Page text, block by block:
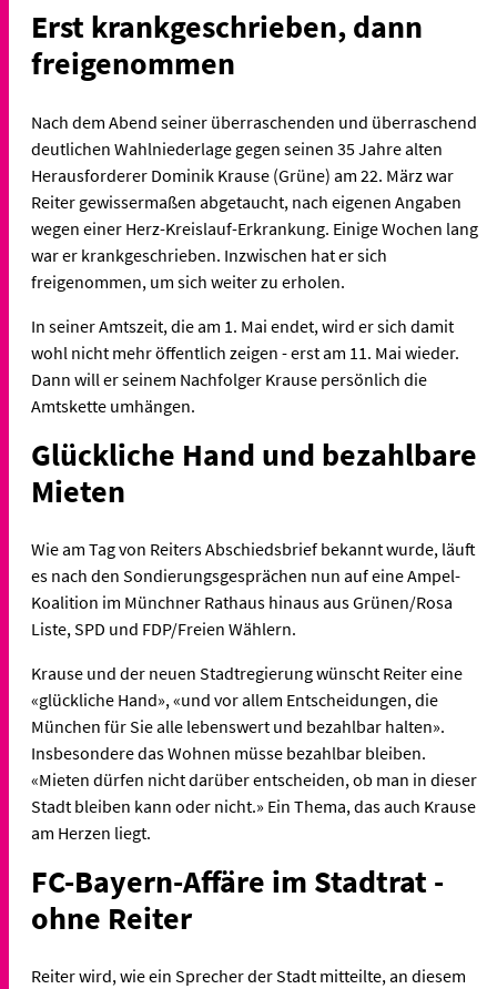
Erst krankgeschrieben, dann
freigenommen
Nach dem Abend seiner überraschenden und überraschend
deutlichen Wahlniederlage gegen seinen 35 Jahre alten
Herausforderer Dominik Krause (Grüne) am 22. März war
Reiter gewissermaßen abgetaucht, nach eigenen Angaben
wegen einer Herz-Kreislauf-Erkrankung. Einige Wochen lang
war er krankgeschrieben. Inzwischen hat er sich
freigenommen, um sich weiter zu erholen.
In seiner Amtszeit, die am 1. Mai endet, wird er sich damit
wohl nicht mehr öffentlich zeigen - erst am 11. Mai wieder.
Dann will er seinem Nachfolger Krause persönlich die
Amtskette umhängen.
Glückliche Hand und bezahlbare
Mieten
Wie am Tag von Reiters Abschiedsbrief bekannt wurde, läuft
es nach den Sondierungsgesprächen nun auf eine Ampel-
Koalition im Münchner Rathaus hinaus aus Grünen/Rosa
Liste, SPD und FDP/Freien Wählern.
Krause und der neuen Stadtregierung wünscht Reiter eine
«glückliche Hand», «und vor allem Entscheidungen, die
München für Sie alle lebenswert und bezahlbar halten».
Insbesondere das Wohnen müsse bezahlbar bleiben.
«Mieten dürfen nicht darüber entscheiden, ob man in dieser
Stadt bleiben kann oder nicht.» Ein Thema, das auch Krause
am Herzen liegt.
FC-Bayern-Affäre im Stadtrat -
ohne Reiter
Reiter wird, wie ein Sprecher der Stadt mitteilte, an diesem